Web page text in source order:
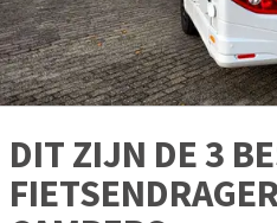
DIT ZIJN DE 3